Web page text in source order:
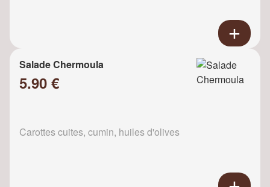
Salade Chermoula
5.90 €
Carottes cuites, cumin, huiles d'olives